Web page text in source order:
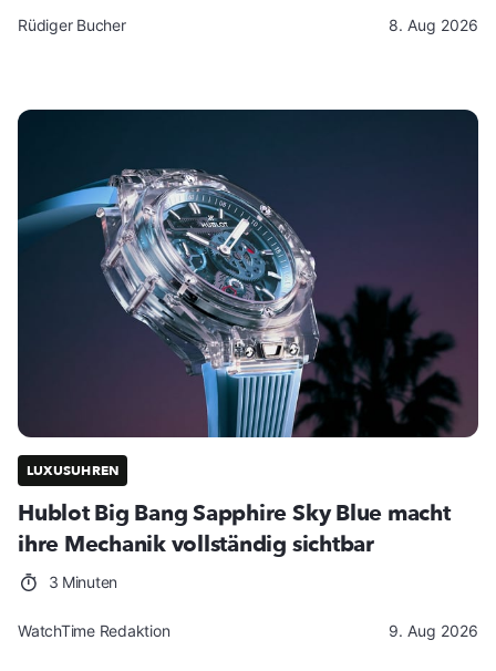
Rüdiger Bucher 8. Aug 2026
LUXUSUHREN
Hublot Big Bang Sapphire Sky Blue macht
ihre Mechanik vollständig sichtbar
3 Minuten
WatchTime Redaktion 9. Aug 2026